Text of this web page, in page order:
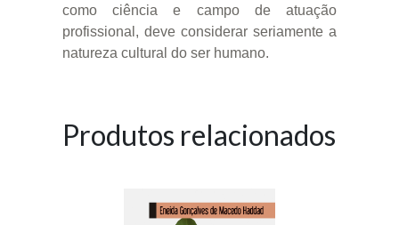
como ciência e campo de atuação
profissional, deve considerar seriamente a
natureza cultural do ser humano.
Produtos relacionados